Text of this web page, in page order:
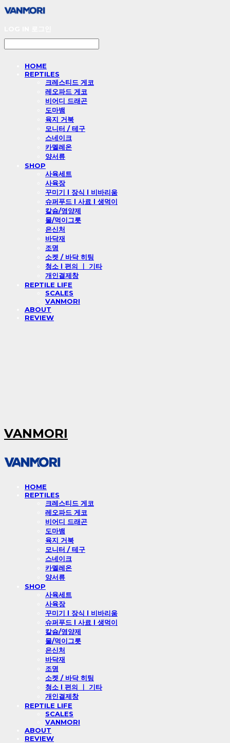
HOME
REPTILES
크레스티드 게코
레오파드 게코
비어디 드래곤
도마뱀
육지 거북
모니터 / 테구
스네이크
카멜레온
양서류
SHOP
사육세트
사육장
꾸미기 l 장식 l 비바리움
슈퍼푸드 l 사료 l 생먹이
칼슘/영양제
물/먹이그릇
은신처
바닥재
조명
소켓 / 바닥 히팅
청소 l 편의 ㅣ 기타
개인결제창
REPTILE LIFE
SCALES
VANMORI
ABOUT
REVIEW
VANMORI
HOME
REPTILES
크레스티드 게코
레오파드 게코
비어디 드래곤
도마뱀
육지 거북
모니터 / 테구
스네이크
카멜레온
양서류
SHOP
사육세트
사육장
꾸미기 l 장식 l 비바리움
슈퍼푸드 l 사료 l 생먹이
칼슘/영양제
물/먹이그릇
은신처
바닥재
조명
소켓 / 바닥 히팅
청소 l 편의 ㅣ 기타
개인결제창
REPTILE LIFE
SCALES
VANMORI
ABOUT
REVIEW